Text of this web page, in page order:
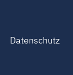
Datenschutz